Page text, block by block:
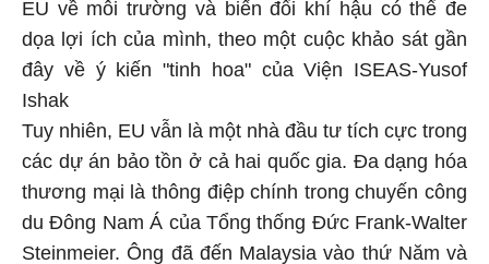
EU về môi trường và biến đổi khí hậu có thể đe
dọa lợi ích của mình, theo một cuộc khảo sát gần
đây về ý kiến "tinh hoa" của Viện ISEAS-Yusof
Ishak
Tuy nhiên, EU vẫn là một nhà đầu tư tích cực trong
các dự án bảo tồn ở cả hai quốc gia. Đa dạng hóa
thương mại là thông điệp chính trong chuyến công
du Đông Nam Á của Tổng thống Đức Frank-Walter
Steinmeier. Ông đã đến Malaysia vào thứ Năm và